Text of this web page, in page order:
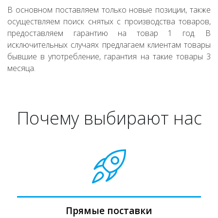
В основном поставляем только новые позиции, также
осуществляем поиск снятых с производства товаров,
предоставляем гарантию на товар 1 год. В
исключительных случаях предлагаем клиентам товары
бывшие в употребление, гарантия на такие товары 3
месяца.
Почему выбирают нас
Прямые поставки